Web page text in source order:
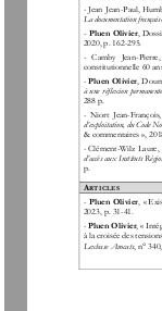
- Jean Jean-Paul,
La documentation française
- Pluen Olivier,
2020, p. 162-295.
- Camby   Jean-Pierre,
constitutionnelle 60
- Pluen Olivier,
à une réflexion permanente
288 p.
- Niort  Jean-François,
d’exploitation, du Code
& commentaires »,
- Clément-Wilz Laure,
d’accès aux Instituts
p.
ARTICLES
- Pluen Olivier, «
2023, p. 31-41.
- Pluen Olivier, «
à la croisée des tensions
Lexbase Avocats, n°